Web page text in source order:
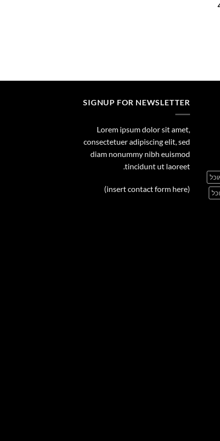
המחיר
SIGNUP FOR NEWSLETTER
Lorem ipsum dolor sit amet,
consectetuer adipiscing elit, sed
diam nonummy nibh euismod
tincidunt ut laoreet.
(insert contact form here)